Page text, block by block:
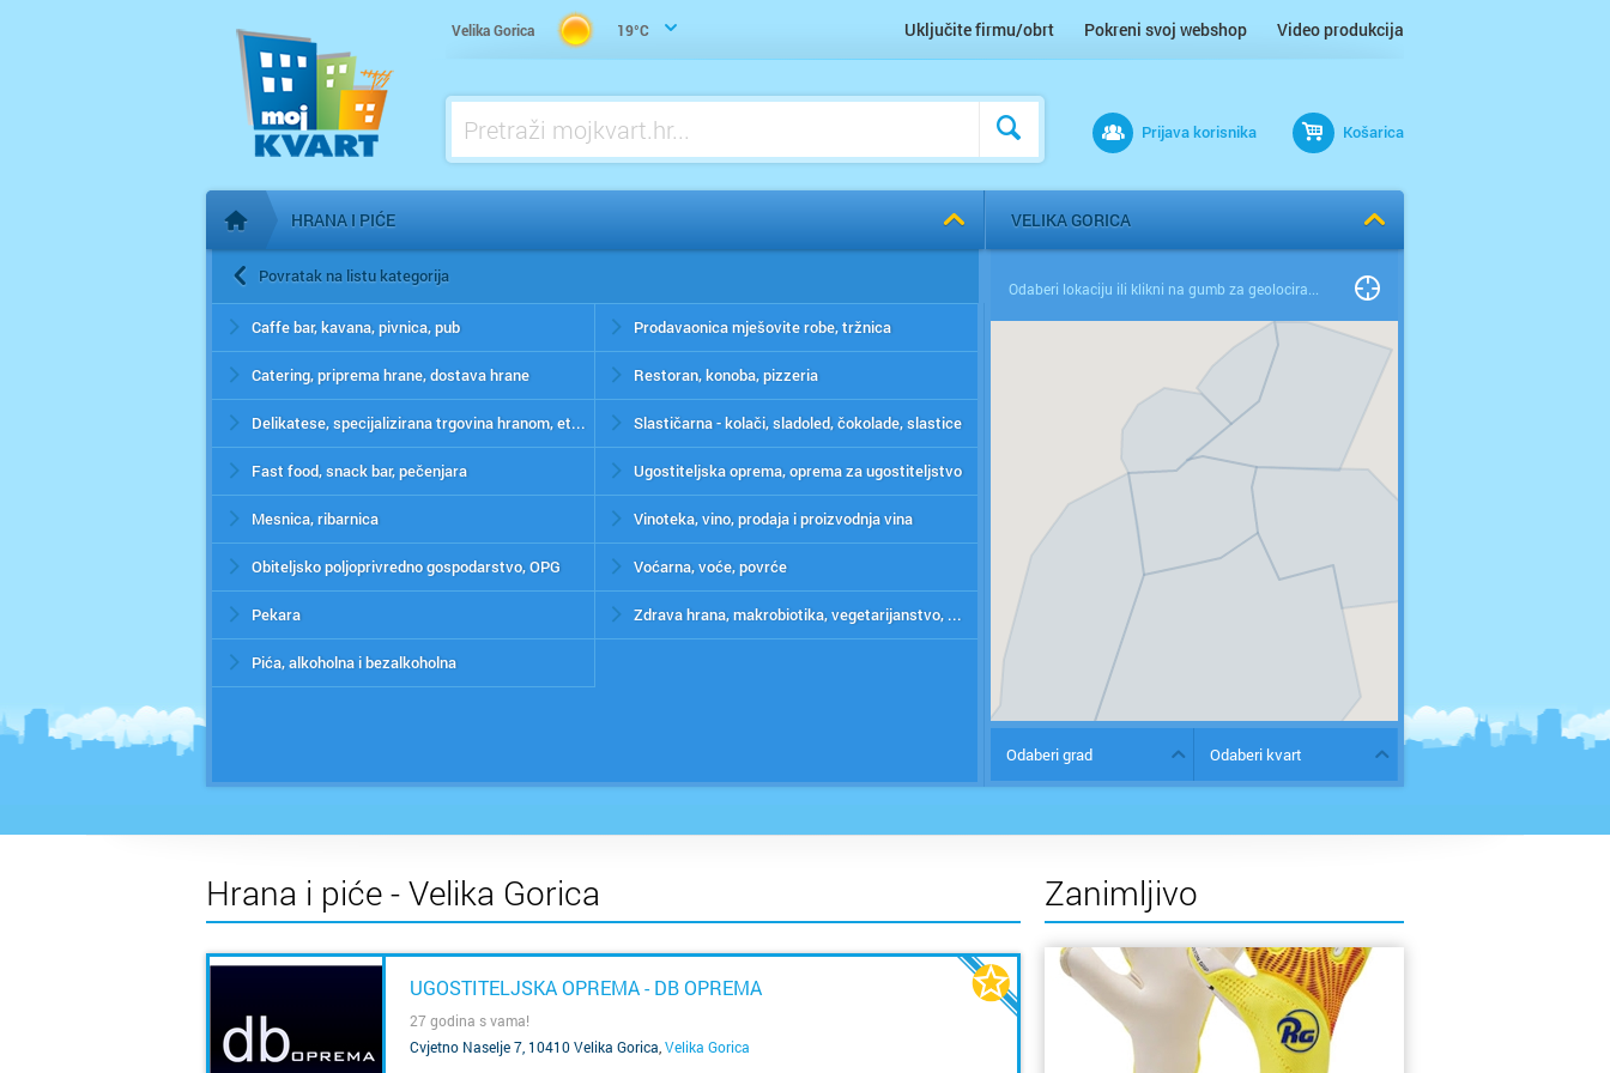
Velika Gorica 19°C Uključite firmu/obrt Pokreni svoj webshop Video produkcija
Prijava korisnika Košarica
Početna stranica
HRANA I PIĆE
Povratak na listu kategorija
Caffe bar, kavana, pivnica, pub
Catering, priprema hrane, dostava hrane
Delikatese, specijalizirana trgovina hranom, ethnic food
Fast food, snack bar, pečenjara
Mesnica, ribarnica
Obiteljsko poljoprivredno gospodarstvo, OPG
Pekara
Pića, alkoholna i bezalkoholna
Prodavaonica mješovite robe, tržnica
Restoran, konoba, pizzeria
Slastičarna - kolači, sladoled, čokolade, slastice
Ugostiteljska oprema, oprema za ugostiteljstvo
Vinoteka, vino, prodaja i proizvodnja vina
Voćarna, voće, povrće
Zdrava hrana, makrobiotika, vegetarijanstvo, veganstvo
VELIKA GORICA
Odaberi grad Odaberi kvart
Hrana i piće - Velika Gorica
UGOSTITELJSKA OPREMA - DB OPREMA
27 godina s vama!
Cvjetno Naselje 7, 10410 Velika Gorica Velika Gorica
Zanimljivo